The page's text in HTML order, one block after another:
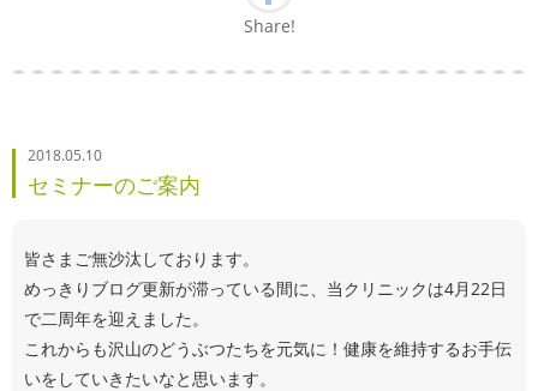
Share!
2018.05.10
セミナーのご案内
皆さまご無沙汰しております。
めっきりブログ更新が滞っている間に、当クリニックは4月22日
で二周年を迎えました。
これからも沢山のどうぶつたちを元気に！健康を維持するお手伝
いをしていきたいなと思います。